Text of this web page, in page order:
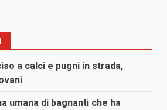
a calci e pugni in strada,
umana di bagnanti che ha